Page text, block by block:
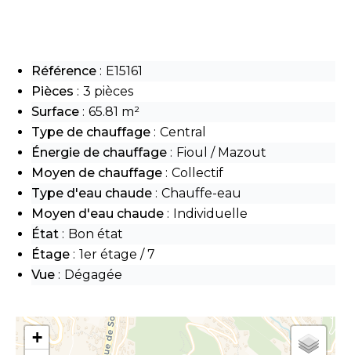
+
Référence
E15161
Pièces
3 pièces
Surface
65.81 m²
Type de chauffage
Central
Énergie de chauffage
Fioul / Mazout
Moyen de chauffage
Collectif
Type d'eau chaude
Chauffe-eau
Moyen d'eau chaude
Individuelle
État
Bon état
Étage
1er étage / 7
Vue
Dégagée